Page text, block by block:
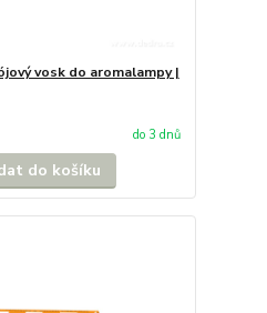
vosk do aromalampy |
do 3 dnů
do košíku